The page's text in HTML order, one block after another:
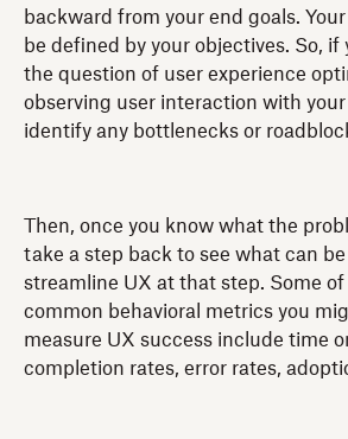
backward from your end goals.
be defined by your objectives. So, if
the question of user experience
observing user interaction with
identify any bottlenecks or
Then, once you know what the
take a step back to see what can
streamline UX at that step. Some
common behavioral metrics you
measure UX success include time
completion rates, error rates,